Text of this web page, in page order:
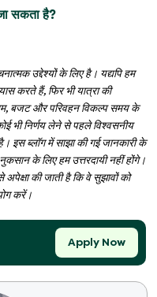
सकता है?
उद्देश्यों के लिए है। यद्यपि हम
करते हैं, फिर भी यात्रा की
बजट और परिवहन विकल्प समय के
भी निर्णय लेने से पहले विश्वसनीय
इस ब्लॉग में साझा की गई जानकारी के
के लिए हम उत्तरदायी नहीं होंगे।
अपेक्षा की जाती है कि वे सुझावों को
करें।
Apply Now